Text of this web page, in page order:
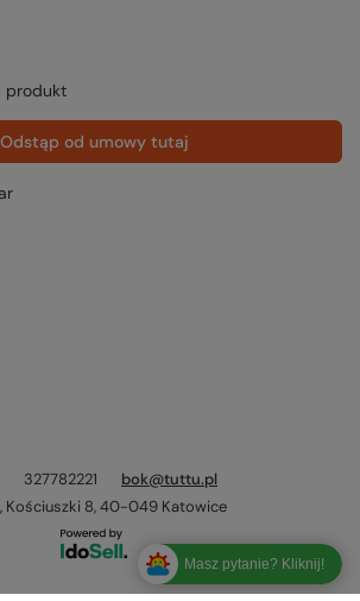
produkt
Odstąp od umowy tutaj
327782221
bok@tuttu.pl
, Kościuszki 8,40-049 Katowice
Masz pytanie? Kliknij!